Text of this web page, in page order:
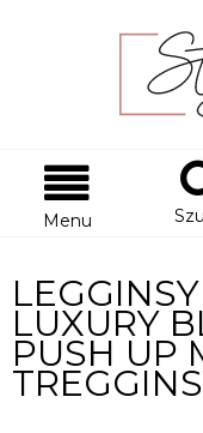
Menu
LUXURY
PUSH UP